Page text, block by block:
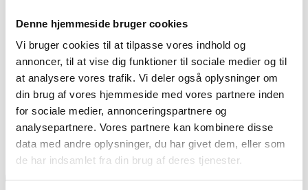
Denne hjemmeside bruger cookies
Vi bruger cookies til at tilpasse vores indhold og
annoncer, til at vise dig funktioner til sociale medier og til
at analysere vores trafik. Vi deler også oplysninger om
din brug af vores hjemmeside med vores partnere inden
for sociale medier, annonceringspartnere og
analysepartnere. Vores partnere kan kombinere disse
data med andre oplysninger, du har givet dem, eller som
de har indsamlet fra din brug af deres tjenester.
STØRRELSE
RELATEREDE VARER
-45%